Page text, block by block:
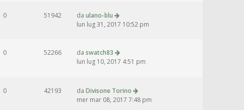
0 51942 da ulano-blu
lun lug 31, 2017 10:52 pm
0 52266 da swatch83
lun lug 10, 2017 4:51 pm
0 42193 da Divisone Torino
mer mar 08, 2017 7:48 pm